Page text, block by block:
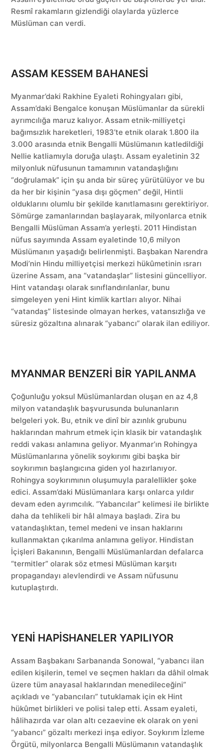
Resmî rakamların gizlendiği olaylarda yüzlerce
Müslüman can verdi.
ASSAM KESSEM BAHANESİ
Myanmar’daki Rakhine Eyaleti Rohingyaları gibi,
Assam’daki Bengalce konuşan Müslümanlar da sürekli
ayrımcılığa maruz kalıyor. Assam etnik-milliyetçi
bağımsızlık hareketleri, 1983’te etnik olarak 1.800 ila
3.000 arasında etnik Bengalli Müslümanın katledildiği
Nellie katliamıyla doruğa ulaştı. Assam eyaletinin 32
milyonluk nüfusunun tamamının vatandaşlığını
“doğrulamak” için şu anda bir süreç yürütülüyor ve bu
da her bir kişinin “yasa dışı göçmen” değil, Hintli
olduklarını olumlu bir şekilde kanıtlamasını gerektiriyor.
Sömürge zamanlarından başlayarak, milyonlarca etnik
Bengalli Müslüman Assam’a yerleşti. 2011 Hindistan
nüfus sayımında Assam eyaletinde 10,6 milyon
Müslümanın yaşadığı belirlenmişti. Başbakan Narendra
Modi’nin Hindu milliyetçisi merkezi hükûmetinin ısrarı
üzerine Assam, ana “vatandaşlar” listesini güncelliyor.
Hint vatandaşı olarak sınıflandırılanlar, bunu
simgeleyen yeni Hint kimlik kartları alıyor. Nihai
“vatandaş” listesinde olmayan herkes, vatansızlığa ve
süresiz gözaltına alınarak “yabancı” olarak ilan ediliyor.
MYANMAR BENZERİ BİR YAPILANMA
Çoğunluğu yoksul Müslümanlardan oluşan en az 4,8
milyon vatandaşlık başvurusunda bulunanların
belgeleri yok. Bu, etnik ve dinî bir azınlık grubunu
haklarından mahrum etmek için klasik bir vatandaşlık
reddi vakası anlamına geliyor. Myanmar’ın Rohingya
Müslümanlarına yönelik soykırımı gibi başka bir
soykırımın başlangıcına giden yol hazırlanıyor.
Rohingya soykırımının oluşumuyla paralellikler şoke
edici. Assam’daki Müslümanlara karşı onlarca yıldır
devam eden ayrımcılık. “Yabancılar” kelimesi ile birlikte
daha da tehlikeli bir hâl almaya başladı. Zira bu
vatandaşlıktan, temel medeni ve insan haklarını
kullanmaktan çıkarılma anlamına geliyor. Hindistan
İçişleri Bakanının, Bengalli Müslümanlardan defalarca
“termitler” olarak söz etmesi Müslüman karşıtı
propagandayı alevlendirdi ve Assam nüfusunu
kutuplaştırdı.
YENİ HAPİSHANELER YAPILIYOR
Assam Başbakanı Sarbananda Sonowal, “yabancı ilan
edilen kişilerin, temel ve seçmen hakları da dâhil olmak
üzere tüm anayasal haklarından menedileceğini”
açıkladı ve “yabancıları” tutuklamak için ek Hint
hükûmet birlikleri ve polisi talep etti. Assam eyaleti,
hâlihazırda var olan altı cezaevine ek olarak on yeni
“yabancı” gözaltı merkezi inşa ediyor. Soykırım İzleme
Örgütü, milyonlarca Bengalli Müslümanın vatandaşlık